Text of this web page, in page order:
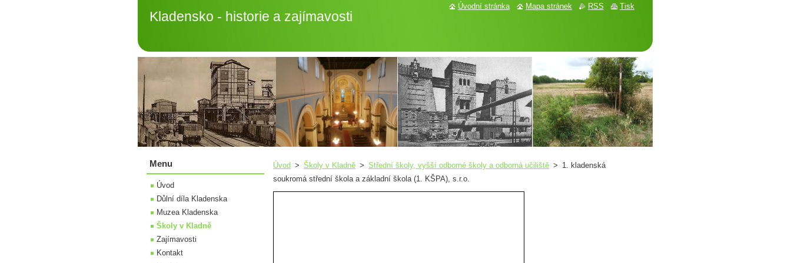
Kladensko - historie a zajímavosti
Úvod > Školy v Kladně > Střední školy, vyšší odborné školy a odborná učiliště > 1. kladenská
soukromá střední škola a základní škola (1. KŠPA), s.r.o.
Menu
Úvod
Důlní díla Kladenska
Muzea Kladenska
Školy v Kladně
Zajímavosti
Kontakt
Úvodní stránka Mapa stránek RSS Tisk